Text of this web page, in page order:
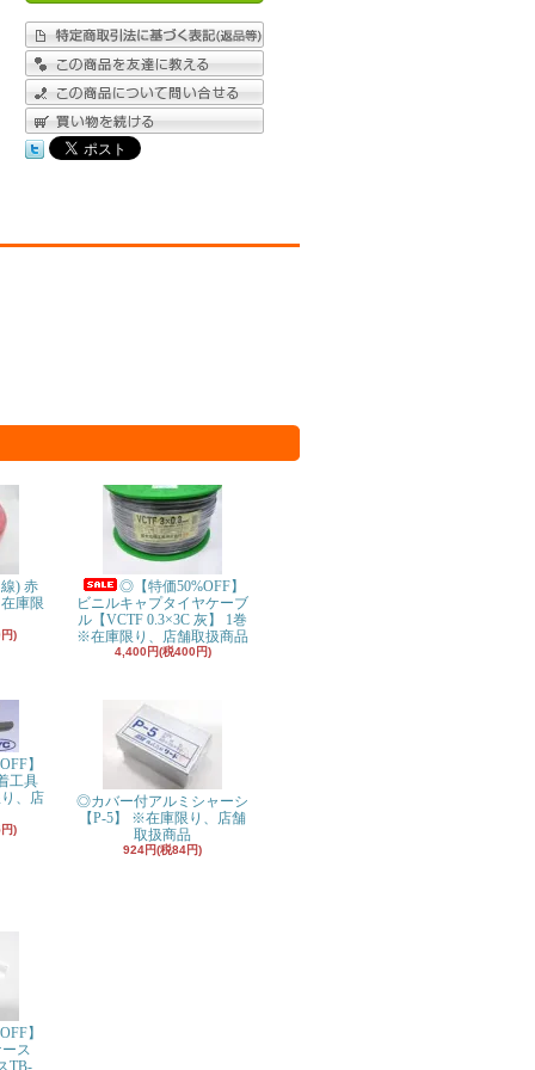
) 赤
庫限
)
◎【特価50%OFF】
ビニルキャプタイヤケーブ
ル【VCTF 0.3×3C 灰】 1巻
※在庫限り、店舗取扱商品
4,400円(税400円)
】
工具
、店
)
◎カバー付アルミシャーシ
【P-5】 ※在庫限り、店舗
取扱商品
924円(税84円)
】
ス
TB-